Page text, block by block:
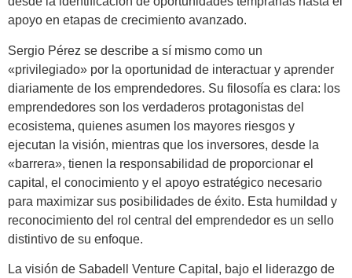
apoyo en etapas de crecimiento avanzado.
Sergio Pérez se describe a sí mismo como un
«privilegiado» por la oportunidad de interactuar y aprender
diariamente de los emprendedores. Su filosofía es clara: los
emprendedores son los verdaderos protagonistas del
ecosistema, quienes asumen los mayores riesgos y
ejecutan la visión, mientras que los inversores, desde la
«barrera», tienen la responsabilidad de proporcionar el
capital, el conocimiento y el apoyo estratégico necesario
para maximizar sus posibilidades de éxito. Esta humildad y
reconocimiento del rol central del emprendedor es un sello
distintivo de su enfoque.
La visión de Sabadell Venture Capital, bajo el liderazgo de